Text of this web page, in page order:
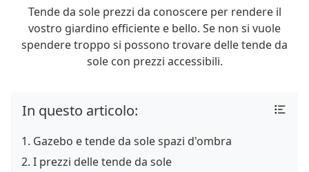
Tende da sole prezzi da conoscere per rendere il
vostro giardino efficiente e bello. Se non si vuole
spendere troppo si possono trovare delle tende da
sole con prezzi accessibili.
In questo articolo:
Gazebo e tende da sole spazi d'ombra
I prezzi delle tende da sole